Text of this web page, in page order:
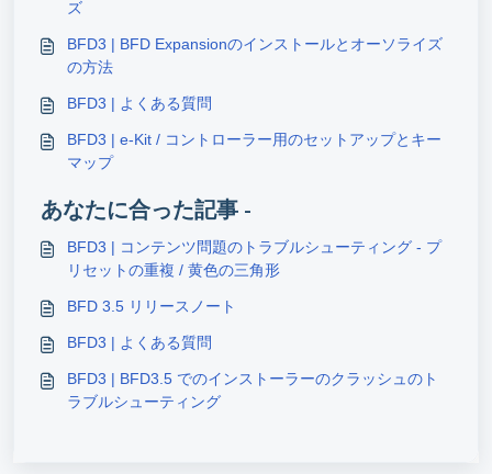
ズ
BFD3 | BFD Expansionのインストールとオーソライズ
の方法
BFD3 | よくある質問
BFD3 | e-Kit / コントローラー用のセットアップとキー
マップ
あなたに合った記事 -
BFD3 | コンテンツ問題のトラブルシューティング - プ
リセットの重複 / 黄色の三角形
BFD 3.5 リリースノート
BFD3 | よくある質問
BFD3 | BFD3.5 でのインストーラーのクラッシュのト
ラブルシューティング